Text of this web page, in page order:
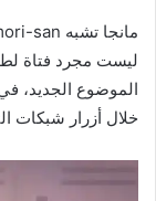
ليست مجرد فتاة
الموضوع الجديد،
خلال أزرار شبكات